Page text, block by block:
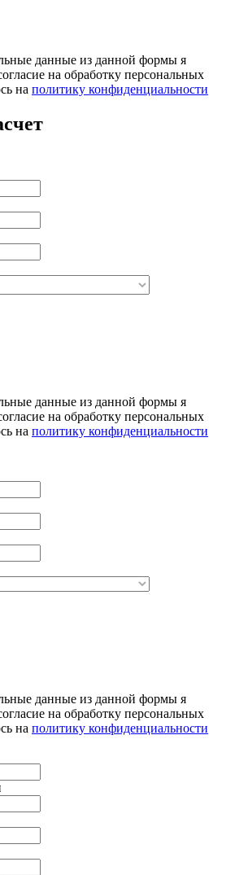
данные из данной формы я
на обработку персональных
на политику конфиденциальности
данные из данной формы я
на обработку персональных
на политику конфиденциальности
данные из данной формы я
на обработку персональных
на политику конфиденциальности